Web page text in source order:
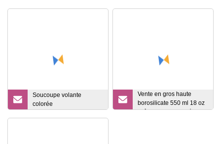
Soucoupe volante
colorée
Vente en gros haute
borosilicate 550 ml 18 oz
boîte en verre scellée